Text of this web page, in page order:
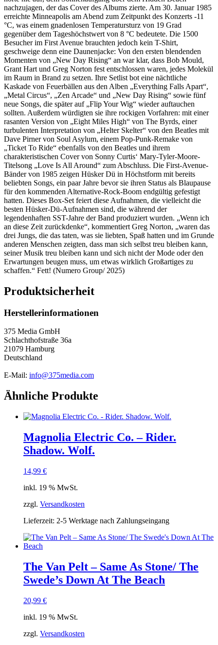
nachzujagen, der das Cover des Albums zierte. Am 30. Januar 1985
erreichte Minneapolis am Abend zum Zeitpunkt des Konzerts -11
°C, was einem gnadenlosen Temperatursturz von 19 Grad
gegenüber dem Tageshöchstwert von 8 °C bedeutete. Die 1500
Besucher im First Avenue brauchten jedoch kein T-Shirt,
geschweige denn eine Daunenjacke: Von den ersten blendenden
Momenten von „New Day Rising“ an war klar, dass Bob Mould,
Grant Hart und Greg Norton fest entschlossen waren, jedes Molekül
im Raum in Brand zu setzen. Ihre Setlist bot eine nächtliche
Kaskade von Feuerbällen aus den Alben „Everything Falls Apart“,
„Metal Circus“, „Zen Arcade“ und „New Day Rising“ sowie fünf
neue Songs, die später auf „Flip Your Wig“ wieder auftauchen
sollten. Außerdem würdigten sie ihre rockigen Vorfahren: mit einer
rasanten Version von „Eight Miles High“ von The Byrds, einer
turbulenten Interpretation von „Helter Skelter“ von den Beatles mit
Dave Pirner von Soul Asylum, einem Pop-Punk-Remake von
„Ticket To Ride“ ebenfalls von den Beatles und ihrem
charakteristischen Cover von Sonny Curtis‘ Mary-Tyler-Moore-
Titelsong „Love Is All Around“ zum Abschluss. Die First-Avenue-
Bänder von 1985 zeigen Hüsker Dü in Höchstform mit bereits
beliebten Songs, ein paar Jahre bevor sie ihren Status als Blaupause
für den kommenden Alternative-Rock-Boom endgültig gefestigt
hatten. Dieses Box-Set feiert diese Aufnahmen, die vielleicht die
besten Hüsker-Dü-Aufnahmen sind, die während der
legendenhaften SST-Jahre der Band produziert wurden. „Wenn ich
an diese Zeit zurückdenke“, kommentiert Greg Norton, „waren das
drei Jungs, die das taten, was sie liebten, Spaß hatten und im Grunde
anderen Menschen zeigten, dass man sich selbst treu bleiben kann,
seiner Musik treu bleiben kann und sich nicht der Mode oder den
Erwartungen beugen muss, um etwas wirklich Großartiges zu
schaffen.“ Fett! (Numero Group/ 2025)
Produktsicherheit
Herstellerinformationen
375 Media GmbH
Schlachthofstraße 36a
21079 Hamburg
Deutschland
E-Mail: info@375media.com
Ähnliche Produkte
Magnolia Electric Co. – Rider.
Shadow. Wolf.
14,99 €
inkl. 19 % MwSt.
zzgl. Versandkosten
Lieferzeit: 2-5 Werktage nach Zahlungseingang
The Van Pelt ‎– Same As Stone/ The
Swede’s Down At The Beach
20,99 €
inkl. 19 % MwSt.
zzgl. Versandkosten